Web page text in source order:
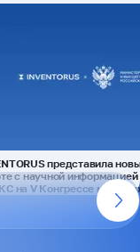
представила
с научной информацией
на V Конгрессе